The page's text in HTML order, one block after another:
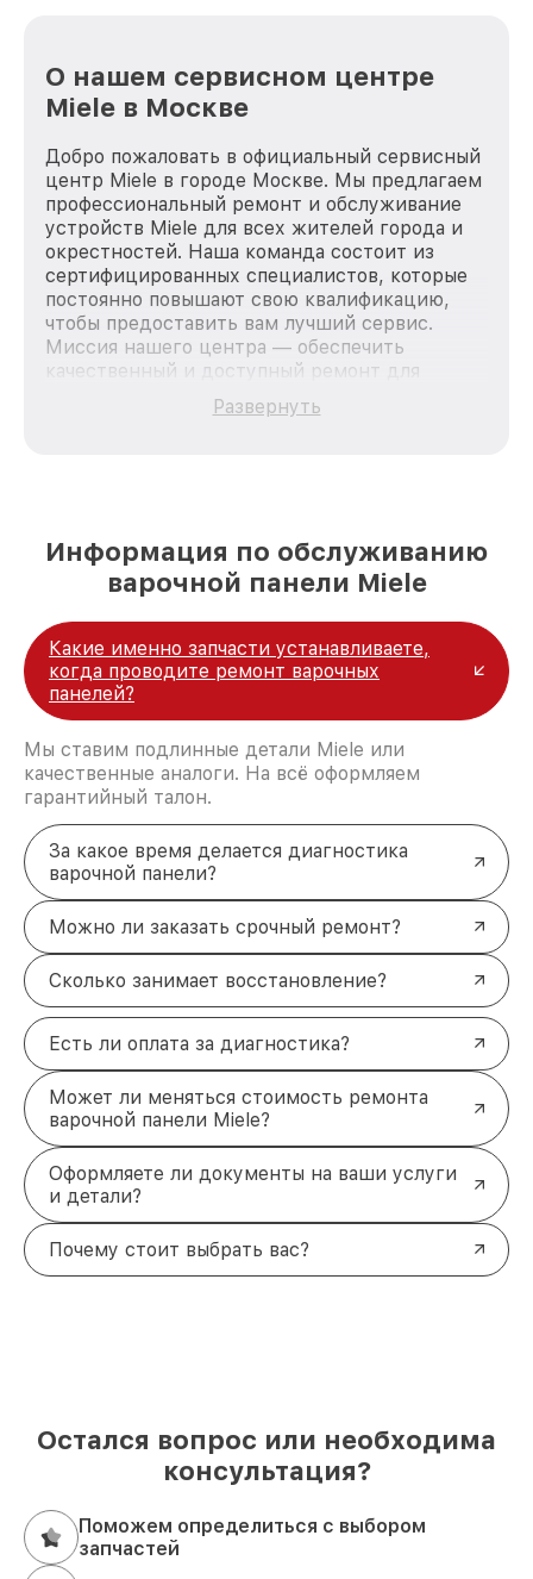
О нашем сервисном центре
Miele в Москве
Добро пожаловать в официальный сервисный
центр Miele в городе Москве. Мы предлагаем
профессиональный ремонт и обслуживание
устройств Miele для всех жителей города и
окрестностей. Наша команда состоит из
сертифицированных специалистов, которые
постоянно повышают свою квалификацию,
чтобы предоставить вам лучший сервис.
Миссия нашего центра — обеспечить
качественный и доступный ремонт для
каждого пользователя продукции Miele, вне
зависимости от сложности поломки. Мы
Москве, постоянно повышая уровень доверия
и лояльности наших клиентов.
Развернуть
Информация по обслуживанию
варочной панели Miele
Какие именно запчасти устанавливаете,
когда проводите ремонт варочных
панелей?
Мы ставим подлинные детали Miele или
качественные аналоги. На всё оформляем
гарантийный талон.
За какое время делается диагностика
варочной панели?
Можно ли заказать срочный ремонт?
Сколько занимает восстановление?
Есть ли оплата за диагностика?
Может ли меняться стоимость ремонта
варочной панели Miele?
Оформляете ли документы на ваши услуги
и детали?
Почему стоит выбрать вас?
Остался вопрос или необходима
консультация?
Поможем определиться с выбором
запчастей